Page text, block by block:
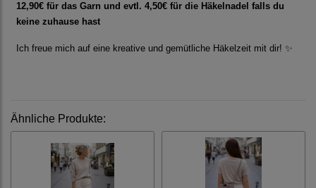
12,90€ für das Garn und evtl. 4,50€ für die Häkelnadel falls du
keine zuhause hast
Ich freue mich auf eine kreative und gemütliche Häkelzeit mit dir! ✨
Ähnliche Produkte: